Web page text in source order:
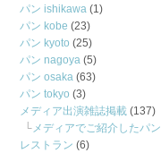
パン ishikawa (1)
パン kobe (23)
パン kyoto (25)
パン nagoya (5)
パン osaka (63)
パン tokyo (3)
メディア出演雑誌掲載 (137)
メディアでご紹介したパン
レストラン (6)